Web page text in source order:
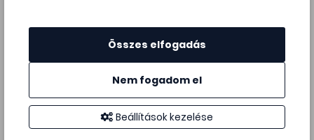
munkáltatóválasztás egyik legfontosabb meghatározó
tényezőjeként. A jelöltek aktívan kutatják a vállalatok
kultúráját, hogy megértsék, illenek-e hozzájuk. Ha a jelöltek
pozitív munkavállalói és jelölttapasztalatokkal találkoznak,
ha az üzenet képes emocionálisan kapcsolatot teremteni,
nagyobb bizalommal nyújtják be önéletrajzukat és tesznek
lépéseket a karrierjüket illetően.
Összes elfogadás
Nem fogadom el
Beállítások kezelése